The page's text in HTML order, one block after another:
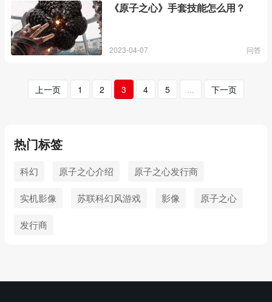
《原子之心》手套技能怎么用？
2023-04-07 问答
上一页 1 2 3 4 5 ... 下一页
热门标签
科幻 原子之心介绍 原子之心发行商
实机影像 苏联科幻风游戏 影像 原子之心
发行商